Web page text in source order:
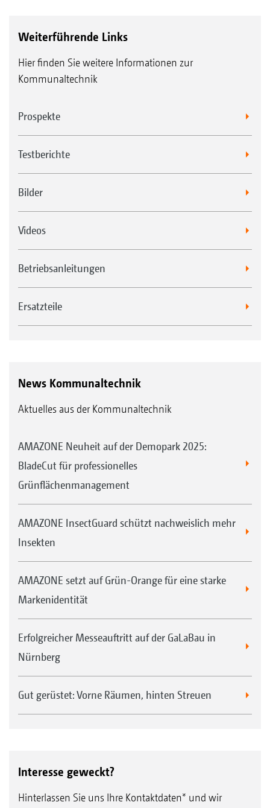
Weiterführende Links
Hier finden Sie weitere Informationen zur
Kommunaltechnik
Prospekte
Testberichte
Bilder
Videos
Betriebsanleitungen
Ersatzteile
News Kommunaltechnik
Aktuelles aus der Kommunaltechnik
AMAZONE Neuheit auf der Demopark 2025:
BladeCut für professionelles
Grünflächenmanagement
AMAZONE InsectGuard schützt nachweislich mehr
Insekten
AMAZONE setzt auf Grün-Orange für eine starke
Markenidentität
Erfolgreicher Messeauftritt auf der GaLaBau in
Nürnberg
Gut gerüstet: Vorne Räumen, hinten Streuen
Interesse geweckt?
Hinterlassen Sie uns Ihre Kontaktdaten* und wir